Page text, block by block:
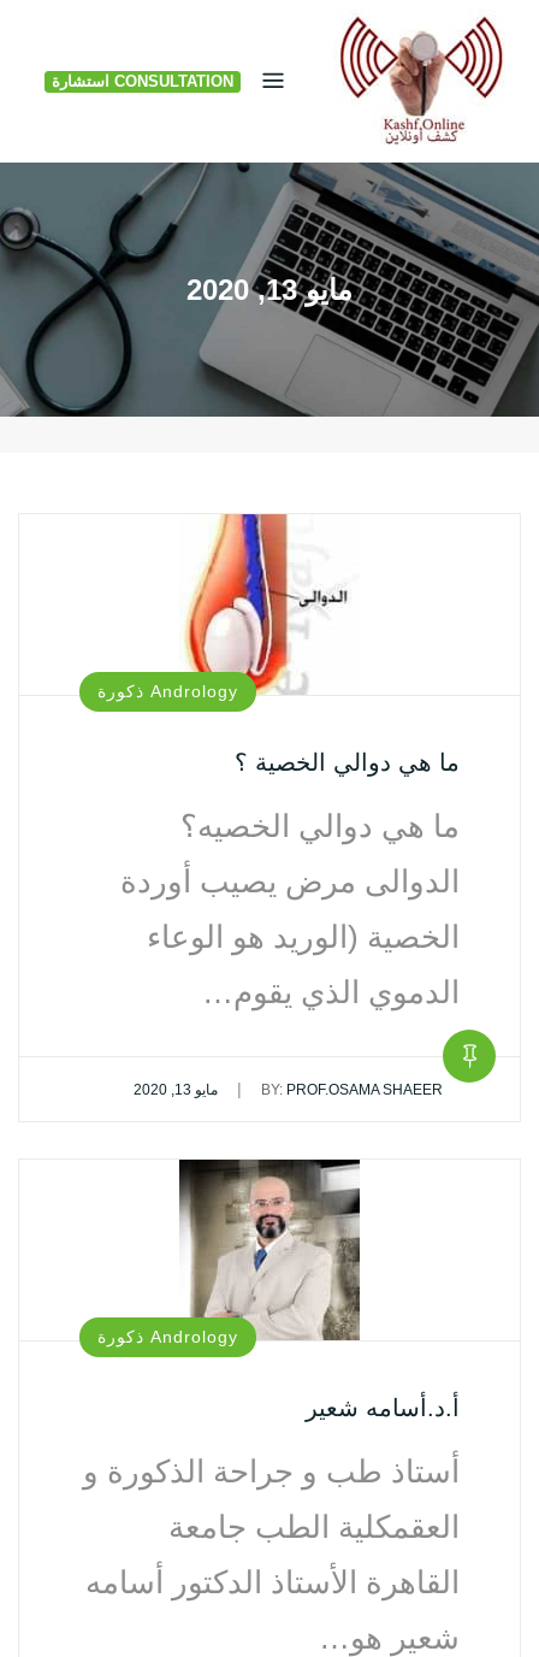
Skip
content
CONSULTATION استشارة
مايو 13, 2020
Andrology ذكورة‏
ما هي دوالي الخصية ؟
ما هي دوالي الخصيه؟
الدوالى مرض يصيب أوردة
الخصية (الوريد هو الوعاء
الدموي الذي يقوم…
BY: PROF.OSAMA SHAEER
| مايو 13, 2020
Andrology ذكورة‏
أ.د.أسامه شعير
أستاذ طب و جراحة الذكورة و
العقمكلية الطب جامعة
القاهرة الأستاذ الدكتور أسامه
شعير هو…